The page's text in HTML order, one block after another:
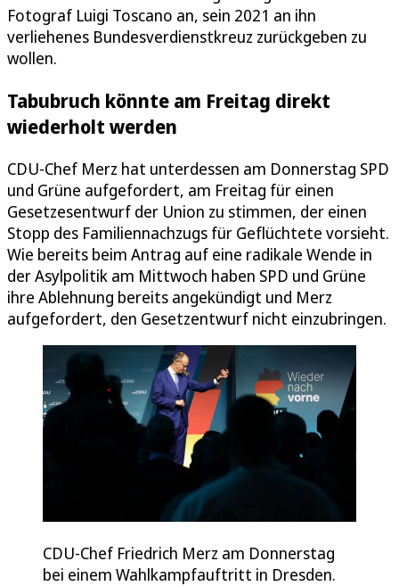
Fotograf Luigi Toscano an, sein 2021 an ihn
verliehenes Bundesverdienstkreuz zurückgeben zu
wollen.
Tabubruch könnte am Freitag direkt
wiederholt werden
CDU-Chef Merz hat unterdessen am Donnerstag SPD
und Grüne aufgefordert, am Freitag für einen
Gesetzesentwurf der Union zu stimmen, der einen
Stopp des Familiennachzugs für Geflüchtete vorsieht.
Wie bereits beim Antrag auf eine radikale Wende in
der Asylpolitik am Mittwoch haben SPD und Grüne
ihre Ablehnung bereits angekündigt und Merz
aufgefordert, den Gesetzentwurf nicht einzubringen.
CDU-Chef Friedrich Merz am Donnerstag
bei einem Wahlkampfauftritt in Dresden.